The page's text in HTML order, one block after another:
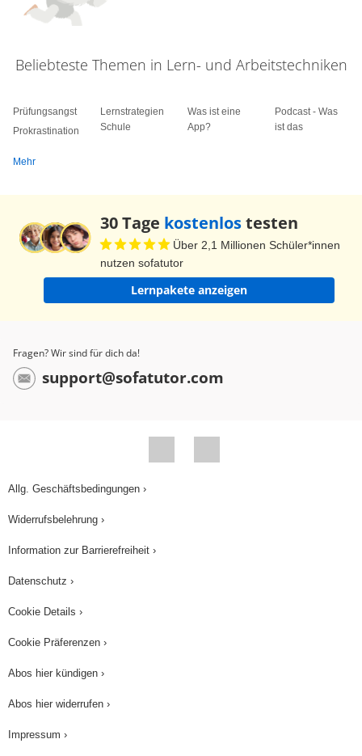
Beliebteste Themen in Lern- und Arbeitstechniken
Prüfungsangst
Prokrastination
Lernstrategien
Schule
Was ist eine
App?
Podcast - Was
ist das
Mehr
30 Tage kostenlostesten
Über 2,1 Millionen Schüler*innen
nutzen sofatutor
Lernpakete anzeigen
Fragen? Wir sind für dich da!
support@sofatutor.com
Allg. Geschäftsbedingungen ›
Widerrufsbelehrung ›
Information zur Barrierefreiheit ›
Datenschutz ›
Cookie Details ›
Cookie Präferenzen ›
Abos hier kündigen ›
Abos hier widerrufen ›
Impressum ›